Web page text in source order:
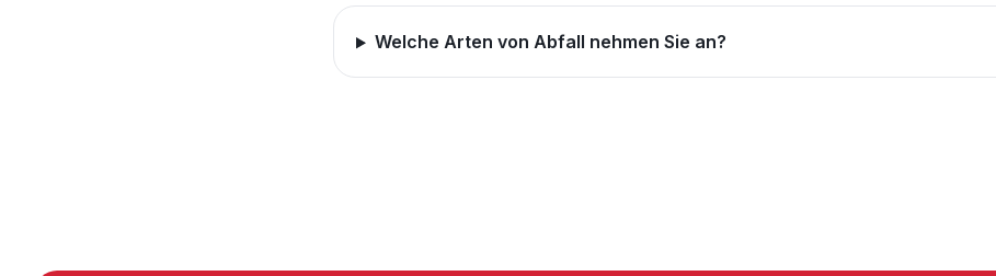
Welche Arten von Abfall nehmen Sie an?